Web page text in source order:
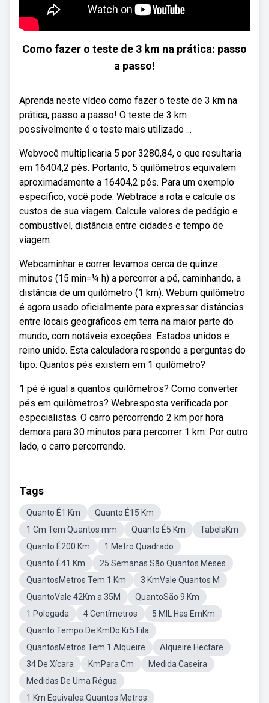
Como fazer o teste de 3 km na prática: passo
a passo!
Aprenda neste vídeo como fazer o teste de 3 km na
prática, passo a passo! O teste de 3 km
possivelmente é o teste mais utilizado ...
Webvocê multiplicaria 5 por 3280,84, o que resultaria
em 16404,2 pés. Portanto, 5 quilômetros equivalem
aproximadamente a 16404,2 pés. Para um exemplo
específico, você pode. Webtrace a rota e calcule os
custos de sua viagem. Calcule valores de pedágio e
combustível, distância entre cidades e tempo de
viagem.
Webcaminhar e correr levamos cerca de quinze
minutos (15 min=¼ h) a percorrer a pé, caminhando, a
distância de um quilómetro (1 km). Webum quilômetro
é agora usado oficialmente para expressar distâncias
entre locais geográficos em terra na maior parte do
mundo, com notáveis exceções: Estados unidos e
reino unido. Esta calculadora responde a perguntas do
tipo: Quantos pés existem em 1 quilômetro?
1 pé é igual a quantos quilômetros? Como converter
pés em quilômetros? Webresposta verificada por
especialistas. O carro percorrendo 2 km por hora
demora para 30 minutos para percorrer 1 km. Por outro
lado, o carro percorrendo.
Tags
Quanto É1 Km
Quanto É15 Km
1 Cm Tem Quantos mm
Quanto É5 Km
TabelaKm
Quanto É200 Km
1 Metro Quadrado
Quanto É41 Km
25 Semanas São Quantos Meses
QuantosMetros Tem 1 Km
3 KmVale Quantos M
QuantoVale 42Km a 35M
QuantoSão 9 Km
1 Polegada
4 Centímetros
5 MIL Has EmKm
Quanto Tempo De KmDo Kr5 Fila
QuantosMetros Tem 1 Alqueire
Alqueire Hectare
34 De Xícara
KmPara Cm
Medida Caseira
Medidas De Uma Régua
1 Km Equivalea Quantos Metros